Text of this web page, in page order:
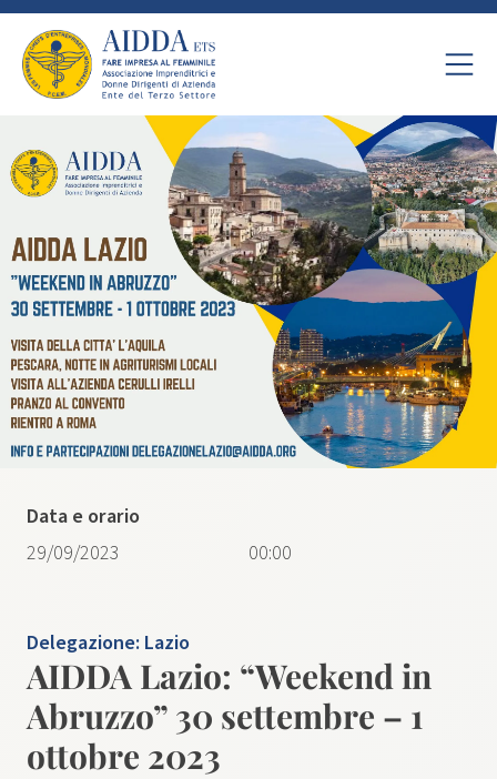
Delegazione: Lazio
AIDDA Lazio: “Weekend in
Abruzzo” 30 settembre – 1
ottobre 2023
Data e orario
29/09/2023
00:00